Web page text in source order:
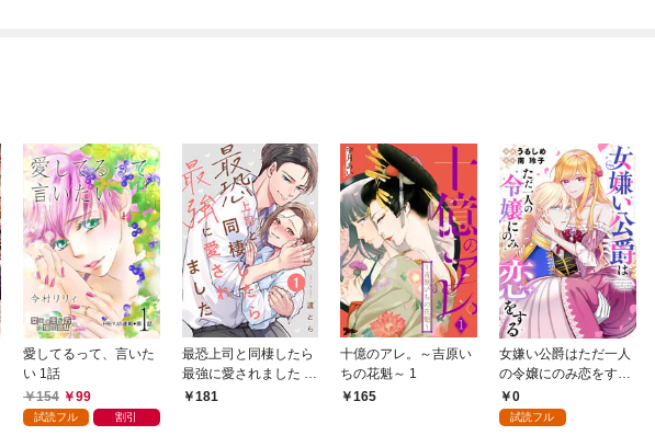
愛してるって、言いた
い 1話
154
99
試読フル 割引
最恐上司と同棲したら
最強に愛されました 1
巻181
十億のアレ。～吉原い
ちの花魁～ 1
165
女嫌い公爵はただ一人
の令嬢にのみ恋をする
（分冊版）第１話
0
試読フル